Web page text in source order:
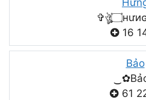
16
Bảo
61